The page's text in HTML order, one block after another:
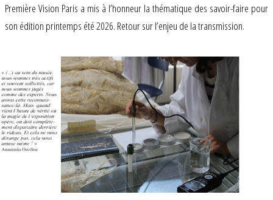
Première Vision Paris a mis à l’honneur la thématique des savoir-faire pour
son édition printemps été 2026. Retour sur l’enjeu de la transmission.